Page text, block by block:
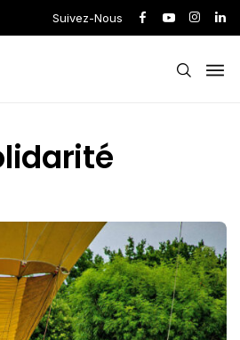
Suivez-Nous